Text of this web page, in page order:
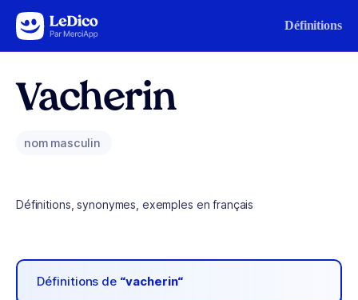
Aller au contenu Définitions
Vacherin
nom masculin
Définitions, synonymes, exemples en français
Définitions de “vacherin“